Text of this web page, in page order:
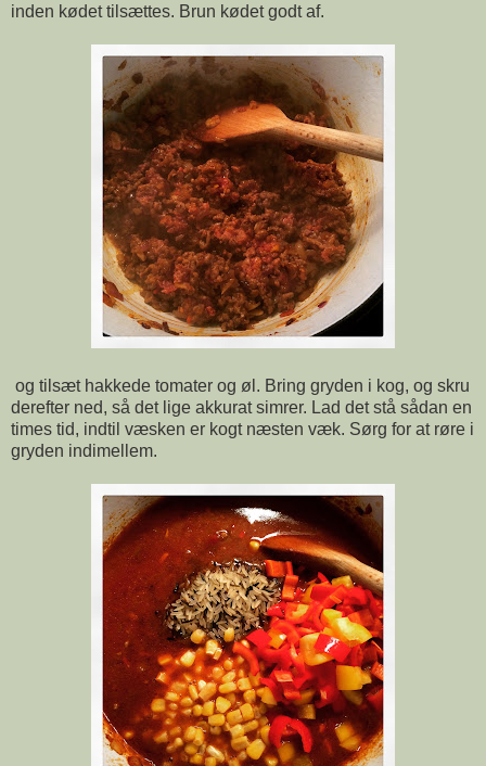
inden kødet tilsættes. Brun kødet godt af.
og tilsæt hakkede tomater og øl. Bring gryden i kog, og skru
derefter ned, så det lige akkurat simrer. Lad det stå sådan en
times tid, indtil væsken er kogt næsten væk. Sørg for at røre i
gryden indimellem.